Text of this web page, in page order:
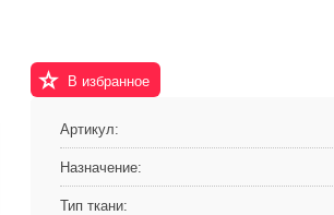
В избранное
Артикул:
Назначение:
Тип ткани: